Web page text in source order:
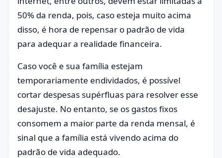
50% da renda, pois, caso esteja muito acima
disso, é hora de repensar o padrão de vida
para adequar a realidade financeira.
Caso você e sua família estejam
temporariamente endividados, é possível
cortar despesas supérfluas para resolver esse
desajuste. No entanto, se os gastos fixos
consomem a maior parte da renda mensal, é
sinal que a família está vivendo acima do
padrão de vida adequado.